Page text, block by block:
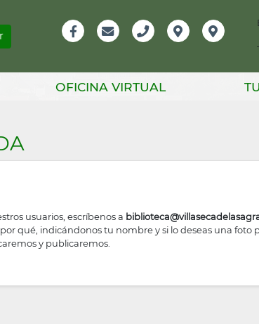
Información
OFICINA VIRTUAL
usuarios, escríbenos a
qué, indicándonos tu nombre y si lo deseas una foto
y publicaremos.